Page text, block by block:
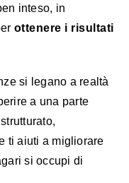
inteso, in
ottenere i risultati
si legano a realtà
a una parte
strutturato,
ti aiuti a migliorare
si occupi di